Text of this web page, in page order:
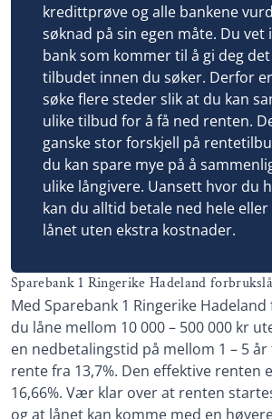
Minimum alder: 23 år
Fast inntekt på 200 000 kr
Ikke inkasso eller
Lånedetaljer
Nedbetalingstid: 1 - 15 år
Etableringsgebyr: 950 kr
Termingebyr: 30 kr
Effektiv rente: 9,12 – 19,82%
Les mer om Santander →
Refinansiering uten sikkerhet
Du kan alltid betale ned ekstra på
kostnader
Hvordan finner jeg det billigste
Fordeler Sparebank 1 Ringerike
forbrukslån
Ulemper
Hva vi mener vi om Sparebank 1
Sparebank 1 Ringerike Hadeland
priser og lånedetaljer
Om Sparebank 1 Ringerike
kredittprøve og alle bankene
søknad på sin egen måte. Du vet
bank som kommer til å gi deg
tilbudet innen du søker. Derfor
søke flere steder slik at du kan
ulike tilbud for å få ned renten.
ganske stor forskjell på
du kan spare mye på å
ulike långivere. Uansett hvor du
kan du alltid betale ned hele
lånet uten ekstra kostnader.
Sparebank 1 Ringerike Hadeland
Med Sparebank 1 Ringerike
du låne mellom 10 000 – 500 000 kr
en nedbetalingstid på mellom 1 – 5
rente fra 13,7%. Den effektive renten
16,66%. Vær klar over at renten
og at lånet kan komme med en